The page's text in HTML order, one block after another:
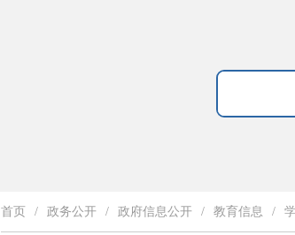
首页 / 政务公开 / 政府信息公开 / 教育信息 /